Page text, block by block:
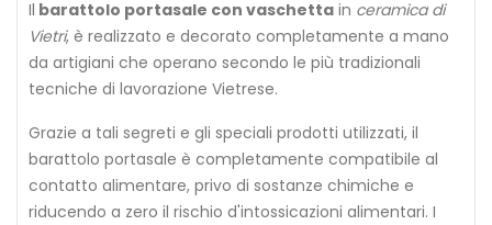
Il barattolo portasale con vaschetta in ceramica di
Vietri, è realizzato e decorato completamente a mano
da artigiani che operano secondo le più tradizionali
tecniche di lavorazione Vietrese.
Grazie a tali segreti e gli speciali prodotti utilizzati, il
barattolo portasale è completamente compatibile al
contatto alimentare, privo di sostanze chimiche e
riducendo a zero il rischio d'intossicazioni alimentari. I